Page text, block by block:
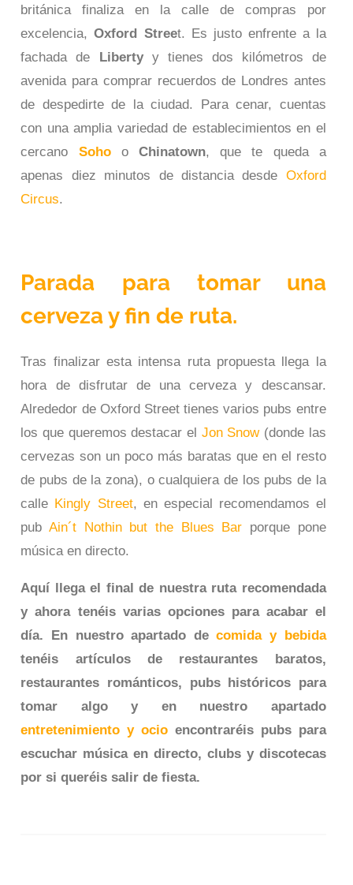
británica finaliza en la calle de compras por
excelencia,Oxford Street. Es justo enfrente a la
fachada de
Libertyy tienes dos kilómetros de
avenida para comprar recuerdos de Londres antes
de despedirte de la ciudad. Para cenar, cuentas
con una amplia variedad de establecimientos en el
cercano Sohoo Chinatown, que te queda a
apenas diez minutos de distancia desde Oxford
Circus.
Parada para tomar una
cerveza y fin de ruta.
Tras finalizar esta intensa ruta propuesta llega la
hora de disfrutar de una cerveza y descansar.
Alrededor de Oxford Street tienes varios pubs entre
los que queremos destacar el Jon Snow(donde las
cervezas son un poco más baratas que en el resto
de pubs de la zona), o cualquiera de los pubs de la
calle Kingly Street, en especial recomendamos el
pubAin´t Nothin but the Blues Bar porque pone
música en directo.
Aquí llega el final de nuestra ruta recomendada
y ahora tenéis varias opciones para acabar el
día. En nuestro apartado decomida y bebida
tenéis artículos de restaurantes baratos,
restaurantes románticos, pubs históricos para
tomar algo y en nuestro apartado
entretenimiento y ocio encontraréis pubs para
escuchar música en directo, clubs y discotecas
por si queréis salir de fiesta.